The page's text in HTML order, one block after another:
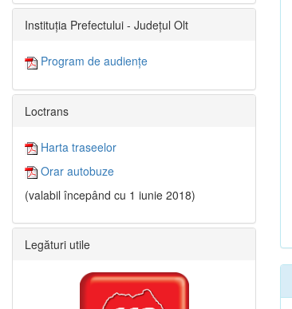
Instituția Prefectului - Județul Olt
Program de audiențe
Loctrans
Harta traseelor
Orar autobuze
(valabil începând cu 1 iunie 2018)
Legături utile